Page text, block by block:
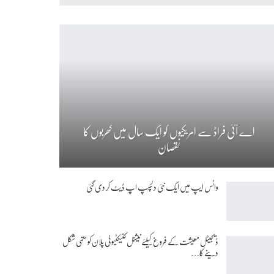
اے آئی فراڈ سے امریکیوں کو ایک سال میں کھربوں کا
نقصان
واٹس ایپ میں ایک نئی دلچسپ اپ ڈیٹ کر دی گئی
ڈیجیٹل معیشت کے فروغ کیلئے نیشنل کنیکٹیوٹی پلان کو حتمی شکل
دینے کا…